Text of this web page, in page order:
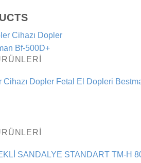
Cihazı Dopler Fetal El Dopleri
SANDALYE STANDART TM-H